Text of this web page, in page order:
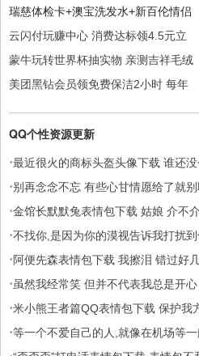
瑞慈体检卡+澳宝洗发水+新百伦情侣
云闪付玩赚中心 消费达标领4.5元立
蒙牛玩转世界杯抽实物 亲测吉祥毛绒
美团黑钻会员领免费保洁2小时 每年
QQ个性资源更新
·最近很火的商标头盔头像下载 谁还
·别再念念不忘 有些心甘情愿给了就
·金馆长默默兔表情包下载 姑娘 介不
·不找你,是因为你的漠视告诉我打扰
·阿便先森表情包下载 我擦泪 错过好
·虽然我经常笑 但并不代表我总是开
·米小熊王者篇QQ表情包下载 保护我
·等一个不爱自己的人,就像在机场等